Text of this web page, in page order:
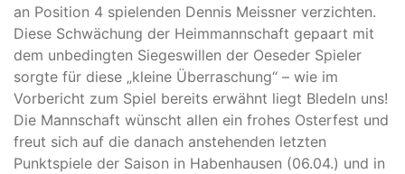
an Position 4 spielenden Dennis Meissner verzichten.
Diese Schwächung der Heimmannschaft gepaart mit
dem unbedingten Siegeswillen der Oeseder Spieler
sorgte für diese „kleine Überraschung“ – wie im
Vorbericht zum Spiel bereits erwähnt liegt Bledeln uns!
Die Mannschaft wünscht allen ein frohes Osterfest und
freut sich auf die danach anstehenden letzten
Punktspiele der Saison in Habenhausen (06.04.) und in